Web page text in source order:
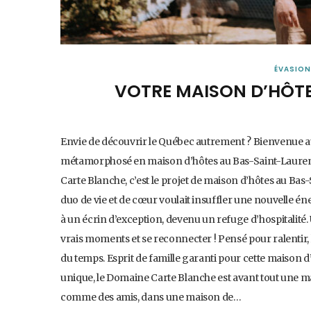
ÉVASION
VOTRE MAISON
Envie de découvrir le Québec autrement ? Bienvenue
métamorphosé en maison d’hôtes au Bas-Saint-
Carte Blanche, c’est le projet de maison d’hôtes au
duo de vie et de cœur voulait insuffler une nouvelle
à un écrin d’exception, devenu un refuge
vrais moments et se reconnecter ! Pensé pour
du temps. Esprit de famille garanti pour cette maison
unique, le Domaine Carte Blanche est avant tout une
comme des amis, dans une maison de…